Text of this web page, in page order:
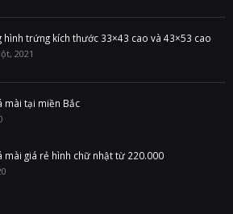
hình trứng kích thước 33×43 cao và 43×53 cao
2021
mài tại miền Bắc
mài giá rẻ hình chữ nhật từ 220.000